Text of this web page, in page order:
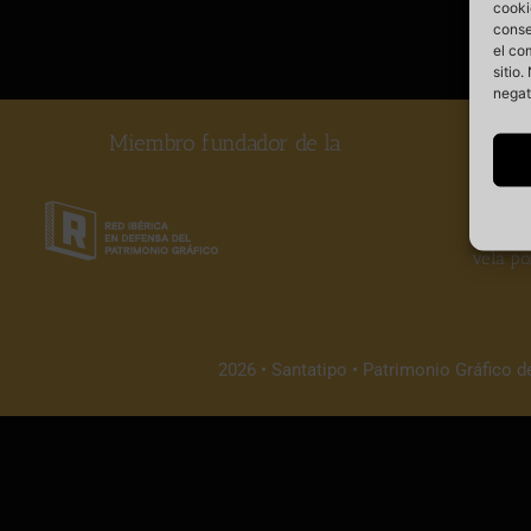
el
sitio.
Miembro fundador de la
vela
2026 • Santatipo • Patrimonio Gráfico